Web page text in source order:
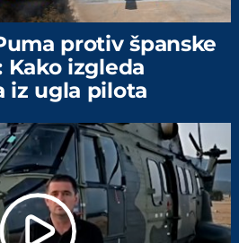
protiv španske
izgleda
iz ugla pilota